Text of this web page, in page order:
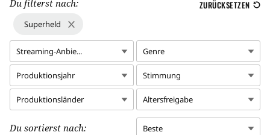
Du filterst nach: ZURÜCKSETZEN
Superheld
Streaming-Anbie... Genre
Produktionsjahr Stimmung
Produktionsländer Altersfreigabe
Du sortierst nach: Beste